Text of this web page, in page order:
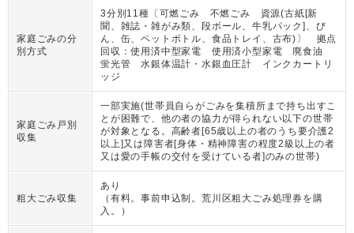
家庭ごみの分
別方式
3分別11種〔可燃ごみ 不燃ごみ 資源(古紙[新
聞、雑誌・雑がみ類、段ボール、牛乳パック]、び
ん、缶、ペットボトル、食品トレイ、古布)〕 拠点
回収：使用済中型家電 使用済小型家電 廃食油
蛍光管 水銀体温計・水銀血圧計 インクカートリ
ッジ
家庭ごみ戸別
収集
一部実施(世帯員自らがごみを集積所まで持ち出すこ
とが困難で、他の者の協力が得られない以下の世帯
が対象となる。高齢者[65歳以上の者のうち要介護2
以上]又は障害者[身体・精神障害の程度2級以上の者
又は愛の手帳の交付を受けている者]のみの世帯)
粗大ごみ収集
あり
（ 有料。事前申込制。荒川区粗大ごみ処理券を購
入。
）